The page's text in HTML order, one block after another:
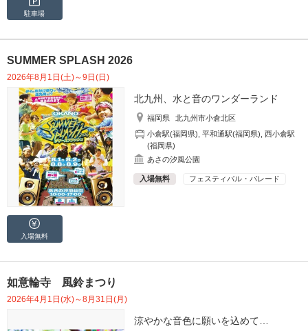
駐車場
SUMMER SPLASH 2026
2026年8月1日(土)～9日(日)
北九州、水と音のワンダーランド
福岡県
北九州市小倉北区
小倉駅(福岡県),平和通駅(福岡県),西小倉駅
(福岡県)
あさの汐風公園
入場無料 フェスティバル・パレード
入場無料
如意輪寺 風鈴まつり
2026年4月1日(水)～8月31日(月)
涼やかな音色に願いを込めて…